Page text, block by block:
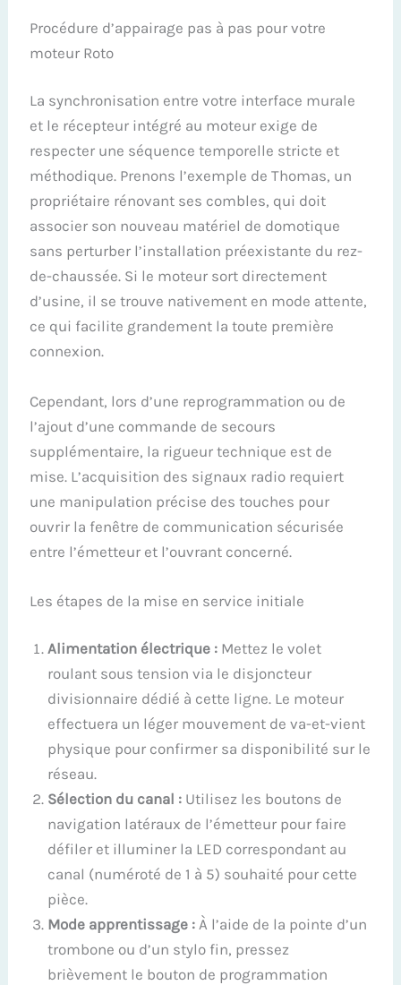
Procédure d’appairage pas à pas pour votre
moteur Roto
La synchronisation entre votre interface murale
et le récepteur intégré au moteur exige de
respecter une séquence temporelle stricte et
méthodique. Prenons l’exemple de Thomas, un
propriétaire rénovant ses combles, qui doit
associer son nouveau matériel de domotique
sans perturber l’installation préexistante du rez-
de-chaussée. Si le moteur sort directement
d’usine, il se trouve nativement en mode attente,
ce qui facilite grandement la toute première
connexion.
Cependant, lors d’une reprogrammation ou de
l’ajout d’une commande de secours
supplémentaire, la rigueur technique est de
mise. L’acquisition des signaux radio requiert
une manipulation précise des touches pour
ouvrir la fenêtre de communication sécurisée
entre l’émetteur et l’ouvrant concerné.
Les étapes de la mise en service initiale
Alimentation électrique : Mettez le volet
roulant sous tension via le disjoncteur
divisionnaire dédié à cette ligne. Le moteur
effectuera un léger mouvement de va-et-vient
physique pour confirmer sa disponibilité sur le
réseau.
Sélection du canal : Utilisez les boutons de
navigation latéraux de l’émetteur pour faire
défiler et illuminer la LED correspondant au
canal (numéroté de 1 à 5) souhaité pour cette
pièce.
Mode apprentissage : À l’aide de la pointe d’un
trombone ou d’un stylo fin, pressez
brièvement le bouton de programmation